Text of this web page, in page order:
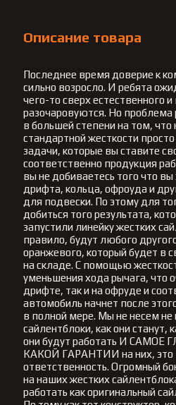
Описание товара
Последнее время доверие к
сильно возросло. И ребята
чего-то сверх естественного и
разочаровуются. Но проблема
в большей степени на том,
стандартной жесткости
задачи, которые вы ставите
соответственно продукция
вы не добиваетесь того что вы
дрифта, кольца, офроуда и
для подвески. По этому для
добиться того результата,
запустили линейку жестких
правило, будут любого
оранжевого, который будет в
на складе. С помощью
уменьшения хода рычага, что
дрифте, так и на офруде и
автомобиль начнет после
в полной мере. Мы не несем не
сайлентблоки, как они станут,
они будут работать И
КАКОЙ ГАРАНТИИ на них, это
ответственность. Огромный
на наших жестких
работать как оригинальный